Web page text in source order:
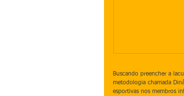
Buscando preencher a
metodologia chamada
esportivas nos membros